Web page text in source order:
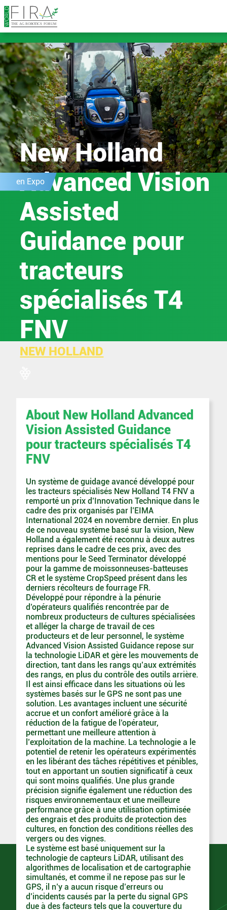
en Expo
New Holland
Advanced Vision
Assisted
Guidance pour
tracteurs
spécialisés T4
FNV
NEW HOLLAND
About New Holland Advanced
Vision Assisted Guidance
pour tracteurs spécialisés T4
FNV
Un système de guidage avancé développé pour
les tracteurs spécialisés New Holland T4 FNV a
remporté un prix d’Innovation Technique dans le
cadre des prix organisés par l’EIMA
International 2024 en novembre dernier. En plus
de ce nouveau système basé sur la vision, New
Holland a également été reconnu à deux autres
reprises dans le cadre de ces prix, avec des
mentions pour le Seed Terminator développé
pour la gamme de moissonneuses-batteuses
CR et le système CropSpeed présent dans les
derniers récolteurs de fourrage FR.
Développé pour répondre à la pénurie
d’opérateurs qualifiés rencontrée par de
nombreux producteurs de cultures spécialisées
et alléger la charge de travail de ces
producteurs et de leur personnel, le système
Advanced Vision Assisted Guidance repose sur
la technologie LiDAR et gère les mouvements de
direction, tant dans les rangs qu’aux extrémités
des rangs, en plus du contrôle des outils arrière.
Il est ainsi efficace dans les situations où les
systèmes basés sur le GPS ne sont pas une
solution. Les avantages incluent une sécurité
accrue et un confort amélioré grâce à la
réduction de la fatigue de l’opérateur,
permettant une meilleure attention à
l’exploitation de la machine. La technologie a le
potentiel de retenir les opérateurs expérimentés
en les libérant des tâches répétitives et pénibles,
tout en apportant un soutien significatif à ceux
qui sont moins qualifiés. Une plus grande
précision signifie également une réduction des
risques environnementaux et une meilleure
performance grâce à une utilisation optimisée
des engrais et des produits de protection des
cultures, en fonction des conditions réelles des
vergers ou des vignes.
Le système est basé uniquement sur la
technologie de capteurs LiDAR, utilisant des
algorithmes de localisation et de cartographie
simultanés, et comme il ne repose pas sur le
GPS, il n’y a aucun risque d’erreurs ou
d’incidents causés par la perte du signal GPS
due à des facteurs tels que la couverture du